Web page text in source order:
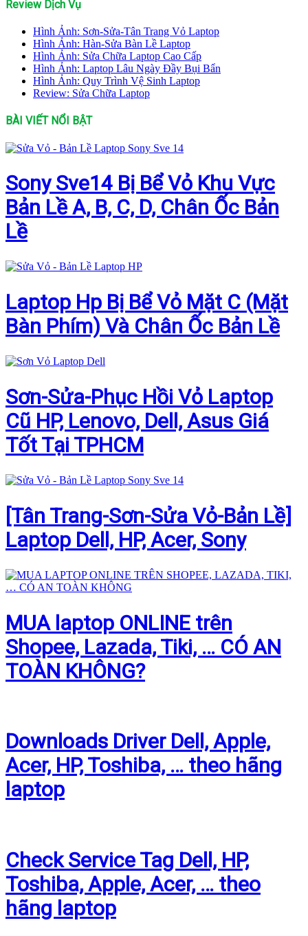
Review Dịch Vụ
Hình Ảnh: Sơn-Sửa-Tân Trang Vỏ Laptop
Hình Ảnh: Hàn-Sửa Bàn Lề Laptop
Hình Ảnh: Sửa Chữa Laptop Cao Cấp
Hình Ảnh: Laptop Lâu Ngày Đầy Bụi Bẩn
Hình Ảnh: Quy Trình Vệ Sinh Laptop
Review: Sửa Chữa Laptop
BÀI VIẾT NỔI BẬT
Sony Sve14 Bị Bể Vỏ Khu Vực
Bản Lề A, B, C, D, Chân Ốc Bản
Lề
Laptop Hp Bị Bể Vỏ Mặt C (Mặt
Bàn Phím) Và Chân Ốc Bản Lề
Sơn-Sửa-Phục Hồi Vỏ Laptop
Cũ HP, Lenovo, Dell, Asus Giá
Tốt Tại TPHCM
[Tân Trang-Sơn-Sửa Vỏ-Bản Lề]
Laptop Dell, HP, Acer, Sony
MUA laptop ONLINE trên
Shopee, Lazada, Tiki, … CÓ AN
TOÀN KHÔNG?
Downloads Driver Dell, Apple,
Acer, HP, Toshiba, … theo hãng
laptop
Check Service Tag Dell, HP,
Toshiba, Apple, Acer, … theo
hãng laptop